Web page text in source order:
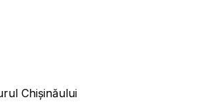
Chișinăului